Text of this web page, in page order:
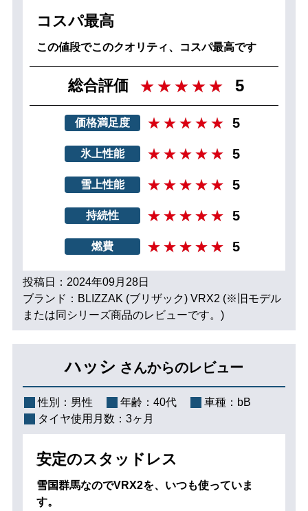
コスパ最高
この値段でこのクオリティ、コスパ最高です
総合評価 5
価格満足度 5
氷上性能 5
雪上性能 5
持続性 5
燃費 5
投稿日：2024年09月28日
ブランド：BLIZZAK (ブリザック) VRX2 (※旧モデル
または同シリーズ商品のレビューです。)
ハッシ さんからのレビュー
性別： 男性 年齢： 40代 車種： bB
タイヤ使用月数： 3ヶ月
安定のスタッドレス
雪国群馬なのでVRX2を、いつも使っていま
す。